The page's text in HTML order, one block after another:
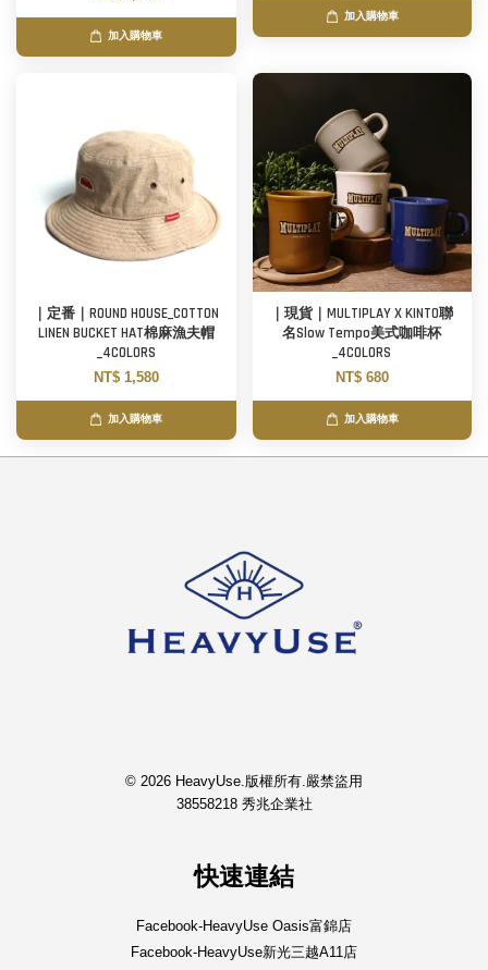
加入購物車
加入購物車
｜定番｜ROUND HOUSE_COTTON
LINEN BUCKET HAT棉麻漁夫帽
_4COLORS
NT$ 1,580
加入購物車
｜現貨｜MULTIPLAY X KINTO聯
名Slow Tempo美式咖啡杯
_4COLORS
NT$ 680
加入購物車
© 2026 HeavyUse.版權所有.嚴禁盜用
38558218 秀兆企業社
快速連結
Facebook-HeavyUse Oasis富錦店
Facebook-HeavyUse新光三越A11店